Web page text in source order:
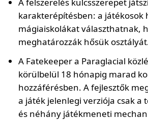
karakterépítésben: a játékosok
mágiaiskolákat választhatnak,
meghatározzák hősük
A Fatekeeper a Paraglacial
körülbelül 18 hónapig marad
hozzáférésben. A fejlesztők
a játék jelenlegi verziója csak a
és néhány játékmeneti